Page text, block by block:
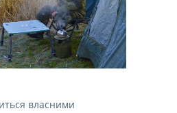
власними